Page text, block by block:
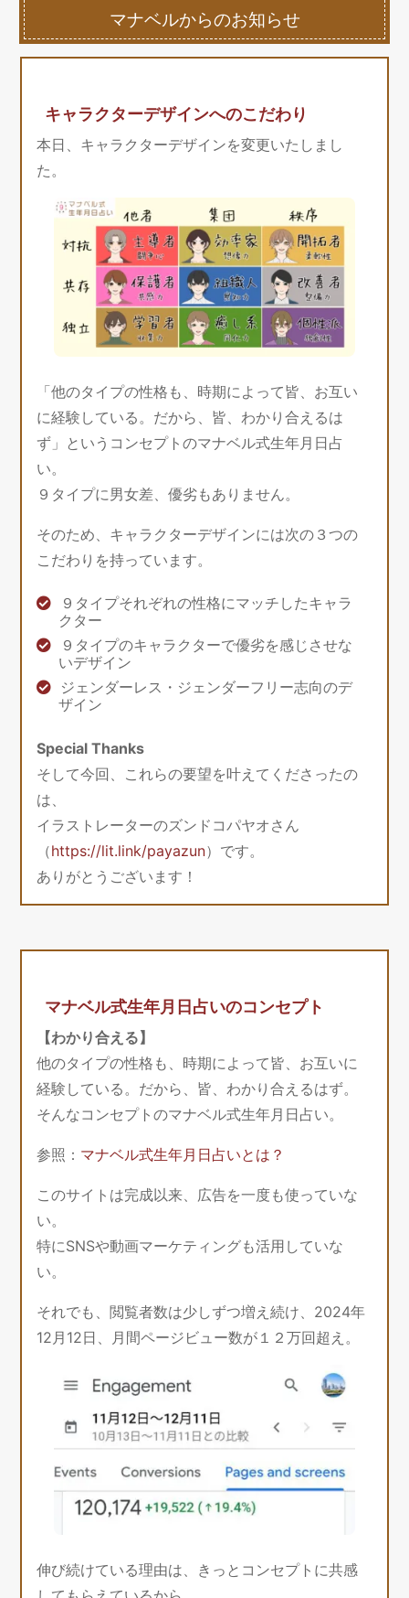
マナベルからのお知らせ
キャラクターデザインへのこだわり
本日、キャラクターデザインを変更いたしまし
た。
「他のタイプの性格も、時期によって皆、お互い
に経験している。だから、皆、わかり合えるは
ず」というコンセプトのマナベル式生年月日占
い。
９タイプに男女差、優劣もありません。
そのため、キャラクターデザインには次の３つの
こだわりを持っています。
９タイプそれぞれの性格にマッチしたキャラ
クター
９タイプのキャラクターで優劣を感じさせな
いデザイン
ジェンダーレス・ジェンダーフリー志向のデ
ザイン
Special Thanks
そして今回、これらの要望を叶えてくださったの
は、
イラストレーターのズンドコパヤオさん
（https://lit.link/payazun）です。
ありがとうございます！
マナベル式生年月日占いのコンセプト
【わかり合える】
他のタイプの性格も、時期によって皆、お互いに
経験している。だから、皆、わかり合えるはず。
そんなコンセプトのマナベル式生年月日占い。
参照： マナベル式生年月日占いとは？
このサイトは完成以来、広告を一度も使っていな
い。
特にSNSや動画マーケティングも活用していな
い。
それでも、閲覧者数は少しずつ増え続け、2024年
12月12日、月間ページビュー数が１２万回超え。
伸び続けている理由は、きっとコンセプトに共感